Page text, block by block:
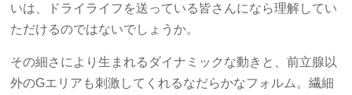
いは、ドライライフを送っている皆さんになら理解してい
ただけるのではないでしょうか。
その細さにより生まれるダイナミックな動きと、前立腺以
外のGエリアも刺激してくれるなだらかなフォルム。繊細